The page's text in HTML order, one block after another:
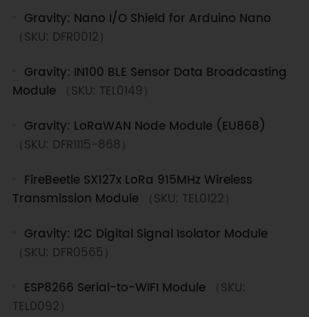
Gravity: Nano I/O Shield for Arduino Nano
（SKU: DFR0012）
Gravity: IN100 BLE Sensor Data Broadcasting
Module （SKU: TEL0149）
Gravity: LoRaWAN Node Module (EU868)
（SKU: DFR1115-868）
FireBeetle SX127x LoRa 915MHz Wireless
Transmission Module （SKU: TEL0122）
Gravity: I2C Digital Signal Isolator Module
（SKU: DFR0565）
ESP8266 Serial-to-WIFI Module （SKU:
TEL0092）